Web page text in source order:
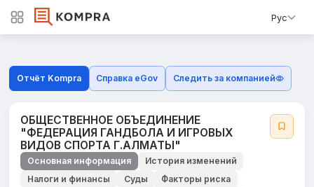
Рус
Отчёт Kompra Справка eGov Следить за компанией
ОБЩЕСТВЕННОЕ ОБЪЕДИНЕНИЕ
"ФЕДЕРАЦИЯ ГАНДБОЛА И ИГРОВЫХ
ВИДОВ СПОРТА Г.АЛМАТЫ"
Основная информация
История изменений
Налоги и финансы
Суды
Факторы риска